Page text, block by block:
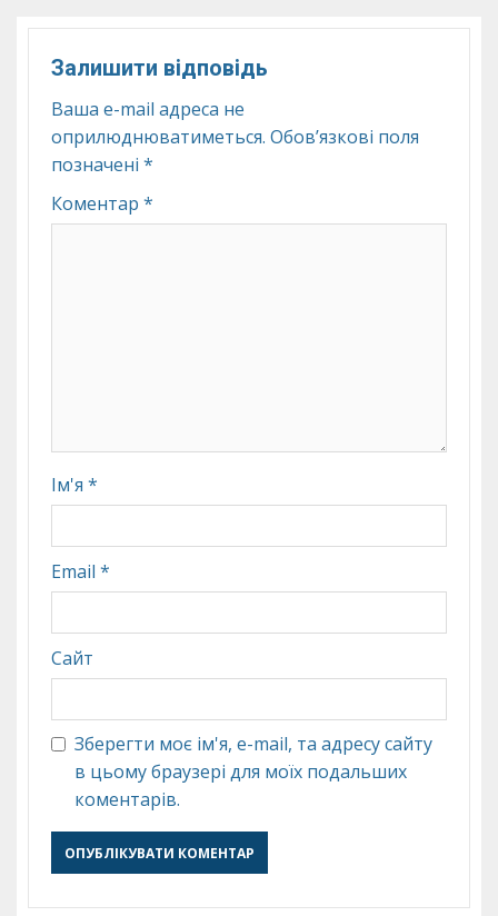
Залишити відповідь
Ваша e-mail адреса не
оприлюднюватиметься. Обов’язкові поля
позначені *
Коментар *
Ім'я *
Email *
Сайт
Зберегти моє ім'я, e-mail, та адресу сайту
в цьому браузері для моїх подальших
коментарів.